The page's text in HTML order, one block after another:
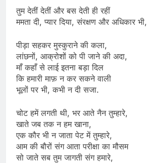
तुम देतीं देतीं और बस देती ही रहीं
ममता दी, प्यार दिया, संरक्षण और अधिकार भी,
पीड़ा सहकर मुस्कुराने की कला,
लांछनों, आक्रोशों को पी जाने की अदा,
माँ कहाँ से लाई इतना बड़ा दिल
कि हमारी माफ़ न कर सकने वाली
भूलों पर भी, कभी न दी सजा.
चोट हमें लगती थी, भर आते नैन तुम्हारे,
खाते जब तक न हम खाना,
एक कौर भी न जाता पेट में तुम्हारे,
आम की बौरों संग आता परीक्षा का मौसम
सो जाते सब तुम जागती संग हमारे,